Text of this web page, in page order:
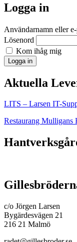
Logga in
Användarnamn eller e-
Lösenord
Kom ihåg mig
Logga in
Aktuella
LITS – Larsen IT-
Restaurang Mulligans
c/o Jörgen Larsen
Bygärdesvägen 21
216 21 Malmö